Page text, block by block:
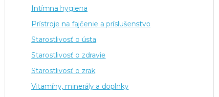
Intímna hygiena
Prístroje na fajčenie a príslušenstvo
Starostlivosť o ústa
Starostlivosť o zdravie
Starostlivosť o zrak
Vitamíny, minerály a doplnky